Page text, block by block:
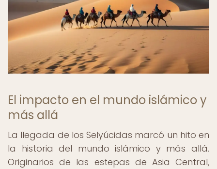
El impacto en el mundo islámico y
más allá
La llegada de los Selyúcidas marcó un hito en
la historia del mundo islámico y más allá.
Originarios de las estepas de Asia Central,